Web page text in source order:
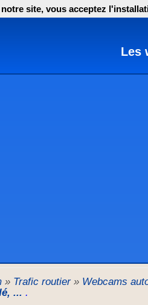
Les
» Trafic routier» Webcams
... .
site, vous acceptez